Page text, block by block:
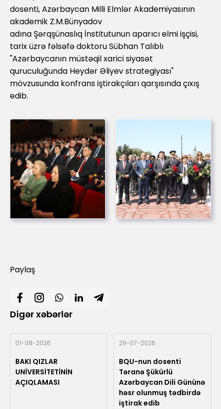
dosenti, Azərbaycan Milli Elmlər Akademiyasının
akademik Z.M.Bünyadov
adına Şərqşünaslıq İnstitutunun aparıcı elmi işçisi,
tarix üzrə fəlsəfə doktoru Sübhan Talıblı
"Azərbaycanın müstəqil xarici siyasət
quruculuğunda Heydər Əliyev strategiyası"
mövzusunda konfrans iştirakçıları qarşısında çıxış
edib.
Paylaş
Digər xəbərlər
01-08-2026
BAKI QIZLAR
UNİVERSİTETİNİN
AÇIQLAMASI
29-07-2026
BQU-nun dosenti
Təranə Şükürlü
Azərbaycan Dili Gününə
həsr olunmuş tədbirdə
iştirak edib